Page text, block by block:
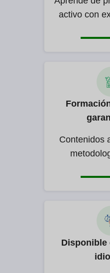
activo con
Contenidos
Disponible